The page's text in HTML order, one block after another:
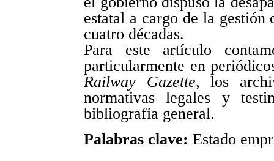
estatal a cargo de la
cuatro décadas.
Para este artículo
particularmente en
Railway Gazette, los
normativas legales y
bibliografía general.
Palabras clave: Estado